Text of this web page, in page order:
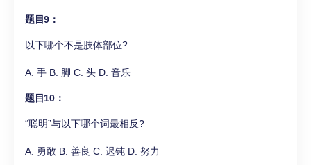
题目9：
以下哪个不是肢体部位?
A. 手 B. 脚 C. 头 D. 音乐
题目10：
“聪明”与以下哪个词最相反?
A. 勇敢 B. 善良 C. 迟钝 D. 努力